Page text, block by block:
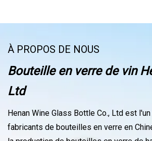
À PROPOS DE NOUS
Bouteille en verre de vin
Ltd
Henan Wine Glass Bottle Co., Ltd est
fabricants de bouteilles en verre en